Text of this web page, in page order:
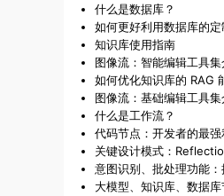
什么是数据库？
如何更好利用数据库的定
知识库使用指南
图像流：智能编辑工具
如何优化知识库的 RAG
图像流：基础编辑工具
什么是工作流？
代码节点：开发者的最强
关键设计模式：
意图识别、批处理功能
大模型、知识库、数据